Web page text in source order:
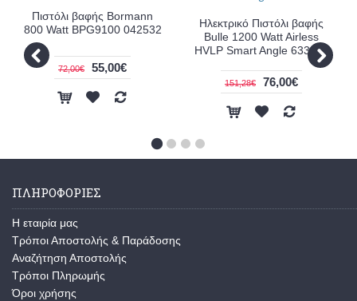
Πιστόλι βαφής Bormann
800 Watt BPG9100 042532
72,00€ 55,00€
Ηλεκτρικό Πιστόλι βαφής
Bulle 1200 Watt Airless
HVLP Smart Angle 633066
151,28€ 76,00€
ΠΛΗΡΟΦΟΡΙΕΣ
Η εταιρία μας
Τρόποι Αποστολής & Παράδοσης
Αναζήτηση Αποστολής
Τρόποι Πληρωμής
Όροι χρήσης